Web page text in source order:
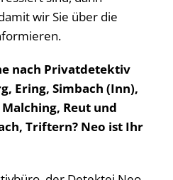
wir Sie über die
nach Privatdetektiv
Ering, Simbach (Inn),
Reut und
Triftern? Neo ist Ihr